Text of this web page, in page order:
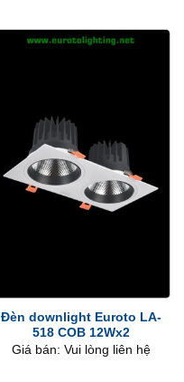
Đèn downlight Euroto LA-
518 COB 12Wx2
Giá bán: Vui lòng liên hệ